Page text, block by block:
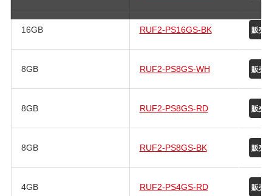
16GB RUF2-PS16GS-BK
8GB RUF2-PS8GS-WH
8GB RUF2-PS8GS-RD
8GB RUF2-PS8GS-BK
4GB RUF2-PS4GS-RD